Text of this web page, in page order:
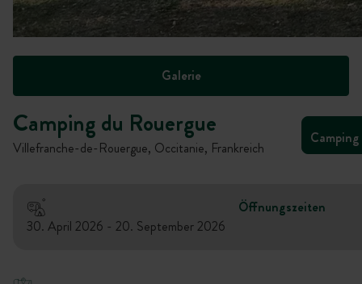
Galerie
Camping du Rouergue
Villefranche-de-Rouergue, Occitanie, Frankreich
Öffnungszeiten
30. April 2026 - 20. September 2026